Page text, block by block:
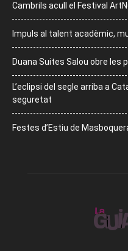
Cambrils acull el Festival
Impuls al talent acadèmic,
Duana Suites Salou obre les
L’eclipsi del segle arriba a
seguretat
Festes d’Estiu de